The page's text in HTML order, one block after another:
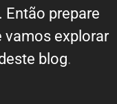
prepare
vamos explorar
blog.